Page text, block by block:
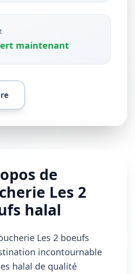
maintenant
de
Les 2
halal
Les 2 boeufs
incontournable
halal de qualité